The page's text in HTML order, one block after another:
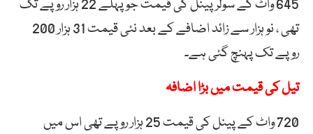
645 واٹ کے سولر پینل کی قیمت جو پہلے 22 ہزار روپے تک
تھی ، نو ہزار سے زائد اضافے کے بعد نئی قیمت 31 ہزار 200
روپے تک پہنچ گئی ہے۔
تیل کی قیمت میں بڑا اضافہ
720 واٹ کے پینل کی قیمت 25 ہزار روپے تھی اس میں